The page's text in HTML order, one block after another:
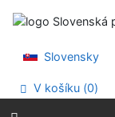
Prejsť na menu
Slovensky
V košíku (0)